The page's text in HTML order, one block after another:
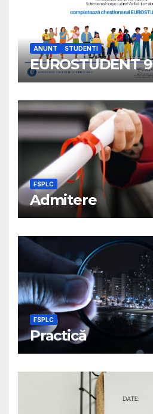
ANUNT STUDENTI
EUROSTUDENT 9
FSPLC
Admitere
FSPLC
Practică